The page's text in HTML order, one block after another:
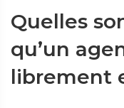
Quelles
qu’un
librement